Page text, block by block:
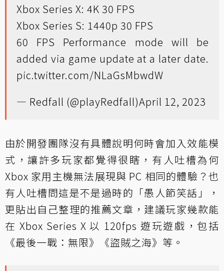
Xbox Series X: 4K 30 FPS
Xbox Series S: 1440p 30 FPS
60 FPS Performance mode will be
added via game update at a later date.
pic.twitter.com/NLaGsMbwdW
— Redfall (@playRedfall)April 12, 2023
由於開發團隊沒有具體說明何時會加入效能模
式，讓許多玩家都覺得很瞎，有人吐槽為何
Xbox 家用主機無法展現與 PC 相同的體驗？也
有人吐槽問這是不是過時的「愚人節笑話」，
更貼出自己整理的推薦文章，建議玩家幾款能
在 Xbox Series X 以 120fps 遊玩遊戲，包括
《最後一戰：無限》《盜賊之海》等。